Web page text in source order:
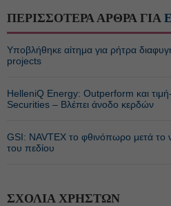
ΠΕΡΙΣΣΟΤΕΡΑ ΑΡΘΡΑ ΓΙΑ
Υποβλήθηκε αίτημα για ρήτρα
projects
HelleniQ Energy: Outperform και
Securities – Βλέπει άνοδο κερδών
GSI: NAVTEX το φθινόπωρο μετά το
του πεδίου
ΣΧΟΛΙΑ ΧΡΗΣΤΩΝ